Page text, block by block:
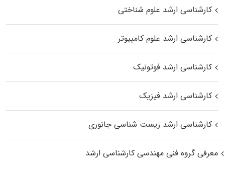
کارشناسی ارشد علوم شناختی
کارشناسی ارشد علوم کامپیوتر
کارشناسی ارشد فوتونیک
کارشناسی ارشد فیزیک
کارشناسی ارشد زیست‌ شناسی جانوری
معرفی گروه فنی مهندسی کارشناسی ارشد